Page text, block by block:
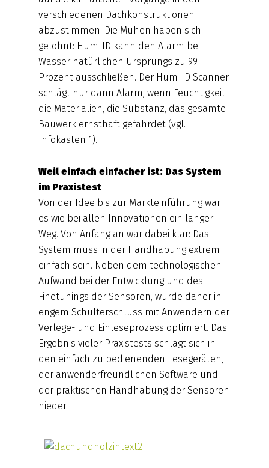
verschiedenen Dachkonstruktionen
abzustimmen. Die Mühen haben sich
gelohnt: Hum-ID kann den Alarm bei
Wasser natürlichen Ursprungs zu 99
Prozent ausschließen. Der Hum-ID Scanner
schlägt nur dann Alarm, wenn Feuchtigkeit
die Materialien, die Substanz, das gesamte
Bauwerk ernsthaft gefährdet (vgl.
Infokasten 1).
Weil einfach einfacher ist: Das System
im Praxistest
Von der Idee bis zur Markteinführung war
es wie bei allen Innovationen ein langer
Weg. Von Anfang an war dabei klar: Das
System muss in der Handhabung extrem
einfach sein. Neben dem technologischen
Aufwand bei der Entwicklung und des
Finetunings der Sensoren, wurde daher in
engem Schulterschluss mit Anwendern der
Verlege- und Einleseprozess optimiert. Das
Ergebnis vieler Praxistests schlägt sich in
den einfach zu bedienenden Lesegeräten,
der anwenderfreundlichen Software und
der praktischen Handhabung der Sensoren
nieder.